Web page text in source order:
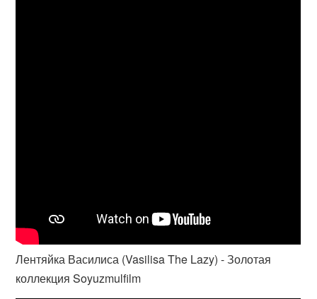
Лентяйка Василиса (Vasilisa The Lazy) - Золотая
коллекция Soyuzmulfilm